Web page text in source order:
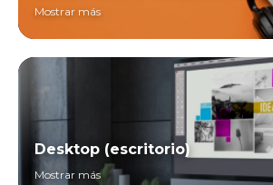
Mostrar más
Desktop (escritorio)
Mostrar más